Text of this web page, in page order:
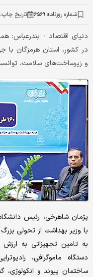
شماره روزنامه:۶۵۶۹ تاریخ چاپ:
دنیای‌ اقتصاد - بندرعباس:
در کشور، استان هرمزگان
و زیرساخت‌های سلامت،
پژمان شاهرخی، رئیس
با وزیر بهداشت از تحولی
ساختمان پیوند و